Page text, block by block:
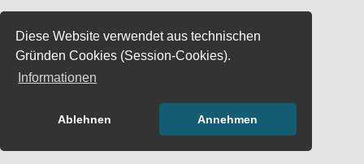
Diese Website verwendet aus technischen
Gründen Cookies (Session-Cookies).
Informationen
Ablehnen Annehmen